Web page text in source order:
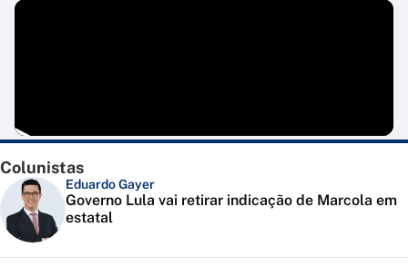
Colunistas
Eduardo Gayer
Governo Lula vai retirar indicação de Marcola em
estatal